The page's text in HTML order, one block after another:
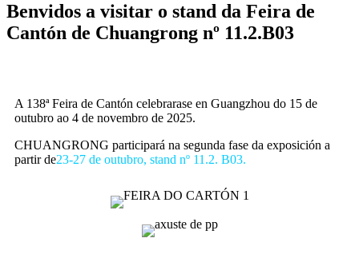
Benvidos a visitar o stand da Feira de
Cantón de Chuangrong nº 11.2.B03
A 138ª Feira de Cantón celebrarase en Guangzhou do 15 de
outubro ao 4 de novembro de 2025.
CHUANGRONG participará na segunda fase da exposición a
partir de23-27 de outubro, stand nº 11.2. B03.